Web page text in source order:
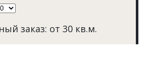
заказ: от 30 кв.м.